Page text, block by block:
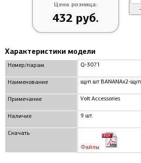
Цена розница:
432 руб.
Характеристики модели
Номер/парам.
Наименование
Примечание
Наличие
Скачать
Q-3071
щуп шт BANANAx2-
Volt Accessories
9 шт.
Файлы